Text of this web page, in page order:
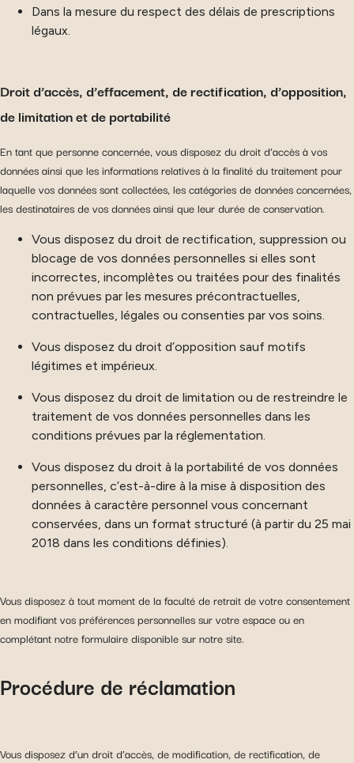
Dans la mesure du respect des délais de prescriptions
légaux.
Droit d’accès, d’effacement, de rectification, d’opposition,
de limitation et de portabilité
En tant que personne concernée, vous disposez du droit d’accès à vos
données ainsi que les informations relatives à la finalité du traitement pour
laquelle vos données sont collectées, les catégories de données concernées,
les destinataires de vos données ainsi que leur durée de conservation.
Vous disposez du droit de rectification, suppression ou
blocage de vos données personnelles si elles sont
incorrectes, incomplètes ou traitées pour des finalités
non prévues par les mesures précontractuelles,
contractuelles, légales ou consenties par vos soins.
Vous disposez du droit d’opposition sauf motifs
légitimes et impérieux.
Vous disposez du droit de limitation ou de restreindre le
traitement de vos données personnelles dans les
conditions prévues par la réglementation.
Vous disposez du droit à la portabilité de vos données
personnelles, c’est-à-dire à la mise à disposition des
données à caractère personnel vous concernant
conservées, dans un format structuré (à partir du 25 mai
2018 dans les conditions définies).
Vous disposez à tout moment de la faculté de retrait de votre consentement
en modifiant vos préférences personnelles sur votre espace ou en
complétant notre formulaire disponible sur notre site.
Procédure de réclamation
Vous disposez d’un droit d’accès, de modification, de rectification, de